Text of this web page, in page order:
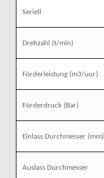
Seriell
Drehzahl (t/min)
Förderleistung(m3/uur)
Förderdruck(Bar)
Einlass Durchmesser(mm)
Auslass Durchmesser